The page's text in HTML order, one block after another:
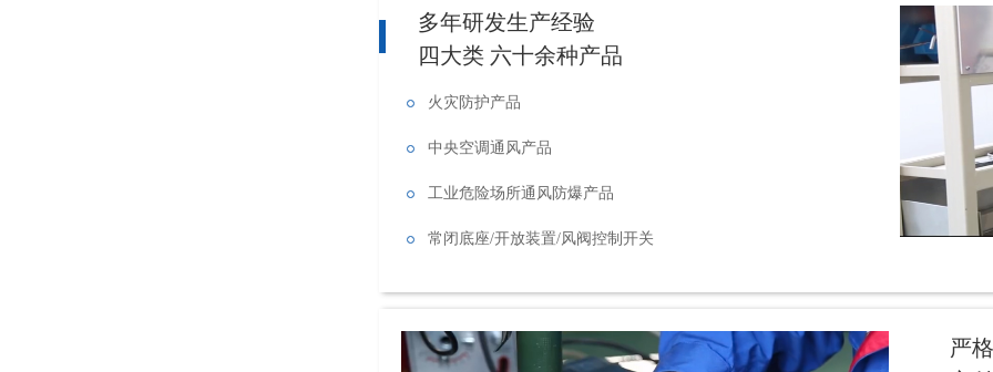
多年研发生产经验
四大类 六十余种产品
火灾防护产品
中央空调通风产品
工业危险场所通风防爆产品
常闭底座/开放装置/风阀控制开关
严